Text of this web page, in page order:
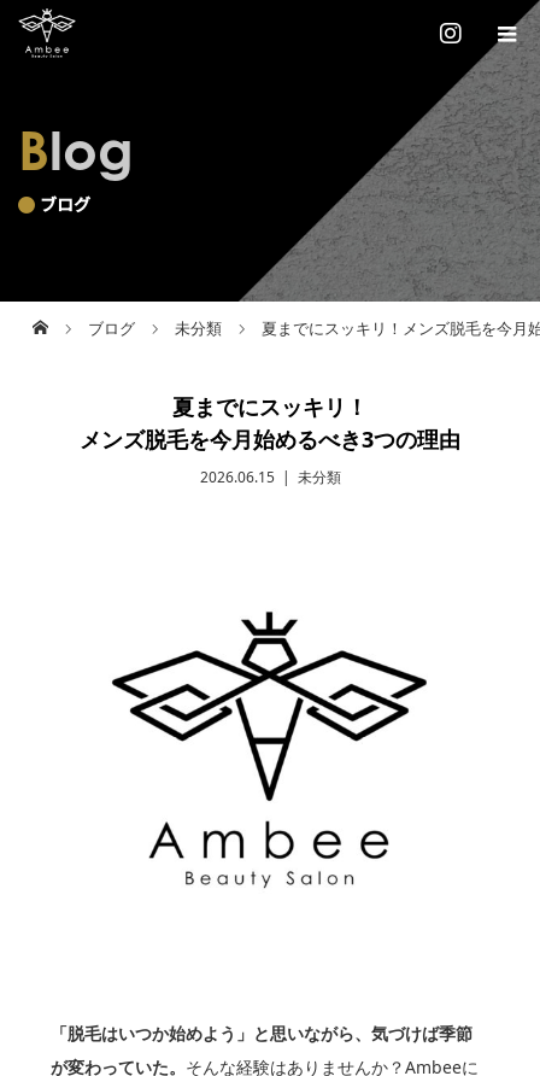
Blog
ブログ
ブログ 未分類 夏までにスッキリ！メンズ脱毛を今月
夏までにスッキリ！
メンズ脱毛を今月始めるべき3つの理由
2026.06.15 未分類
「脱毛はいつか始めよう」と思いながら、気づけば季節
が変わっていた。 そんな経験はありませんか？Ambeeに